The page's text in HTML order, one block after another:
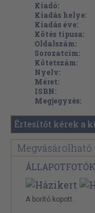
Kiadó:
Kiadás helye:
Kiadás éve:
Kötés típusa:
Oldalszám:
Sorozatcím:
Kötetszám:
Nyelv:
Méret:
ISBN:
Megjegyzés:
Értesítőt kérek a
ÁLLAPOTFOTÓK
A borító kopott.